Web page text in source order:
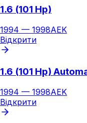
1.6 (101 Hp)
1994 — 1998AEK
Відкрити
1.6 (101 Hp)
1994 — 1998AEK
Відкрити